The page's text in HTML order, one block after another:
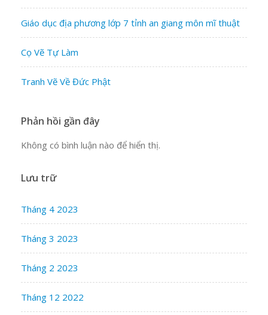
Giáo dục địa phương lớp 7 tỉnh an giang môn mĩ thuật
Cọ Vẽ Tự Làm
Tranh Vẽ Về Đức Phật
Phản hồi gần đây
Không có bình luận nào để hiển thị.
Lưu trữ
Tháng 4 2023
Tháng 3 2023
Tháng 2 2023
Tháng 12 2022